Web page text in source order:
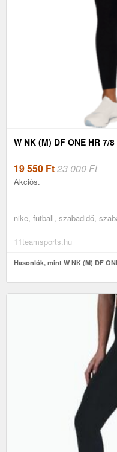
W NK (M) DF ONE HR 7/
19 550 Ft23 000 Ft
Akciós.
nike, futball, szabadidő,
11teamsports.hu
Hasonlók, mint W NK (M) DF